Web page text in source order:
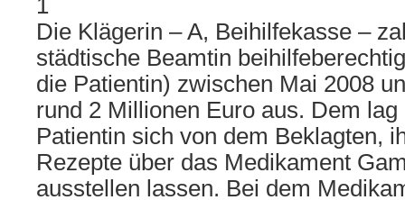
1
Die Klägerin – A, Beihilfekasse –
städtische Beamtin
die Patientin) zwischen Mai 2008
rund 2 Millionen Euro aus. Dem
Patientin sich von dem Beklagten,
Rezepte über das Medikament
ausstellen lassen. Bei dem